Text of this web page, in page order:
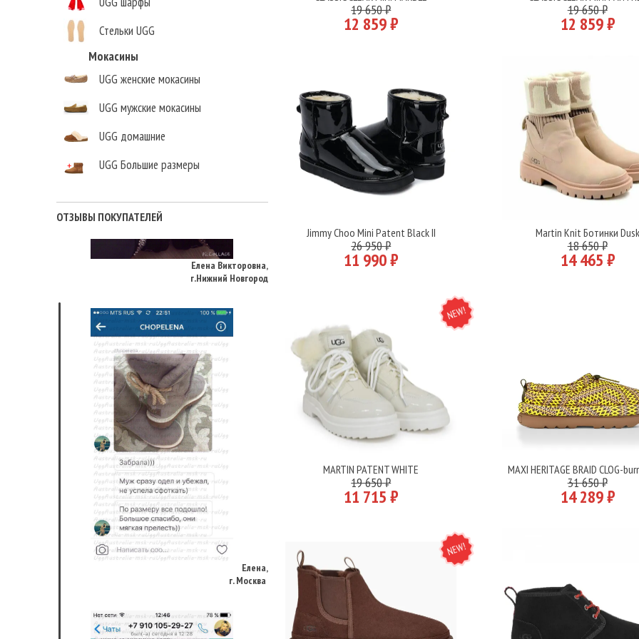
Стельки UGG
Мокасины
UGG женские мокасины
UGG мужские мокасины
UGG домашние
UGG Большие размеры
ОТЗЫВЫ ПОКУПАТЕЛЕЙ
г.Нижний Новгород
19 650 ₽
12 859 ₽
19 650 ₽
12 859 ₽
Подробнее
Jimmy Choo Mini Patent Black II
26 950 ₽
11 990 ₽
Подробнее
Martin Knit Ботинки Dusk
18 650 ₽
14 465 ₽
NEW
Подробнее
MARTIN PATENT WHITE
19 650 ₽
11 715 ₽
Подробнее
MAXI HERITAGE BRAID CLOG-
31 650 ₽
14 289 ₽
NEW